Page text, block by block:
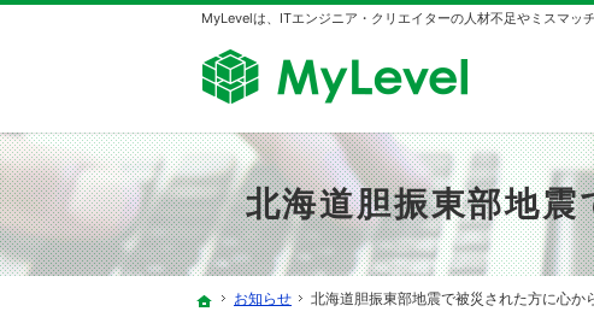
北海道胆振東部地
MyLevelは、ITエンジニア・クリエイターの人材不足やミスマッ
ホーム
お知らせ 北海道胆振東部地震で被災された方に心か